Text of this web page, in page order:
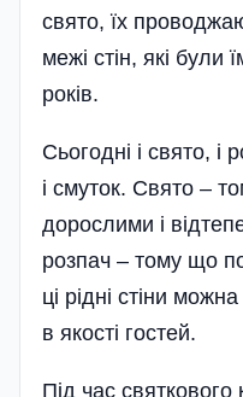
свято, їх
межі стін, які
років.
Сьогодні і свято, і
і смуток. Свято –
дорослими і
розпач – тому що
ці рідні стіни
в якості гостей.
Під час